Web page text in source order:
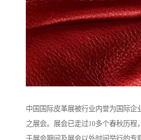
中国国际皮革展被行业内誉为国际企
之展会。展会已走过10多个春秋历程